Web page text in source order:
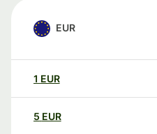
EUR
1 EUR
5 EUR